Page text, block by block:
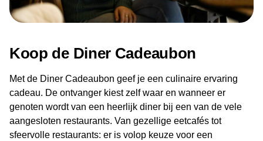
Koop de Diner Cadeaubon
Met de Diner Cadeaubon geef je een culinaire ervaring
cadeau. De ontvanger kiest zelf waar en wanneer er
genoten wordt van een heerlijk diner bij een van de vele
aangesloten restaurants. Van gezellige eetcafés tot
sfeervolle restaurants: er is volop keuze voor een